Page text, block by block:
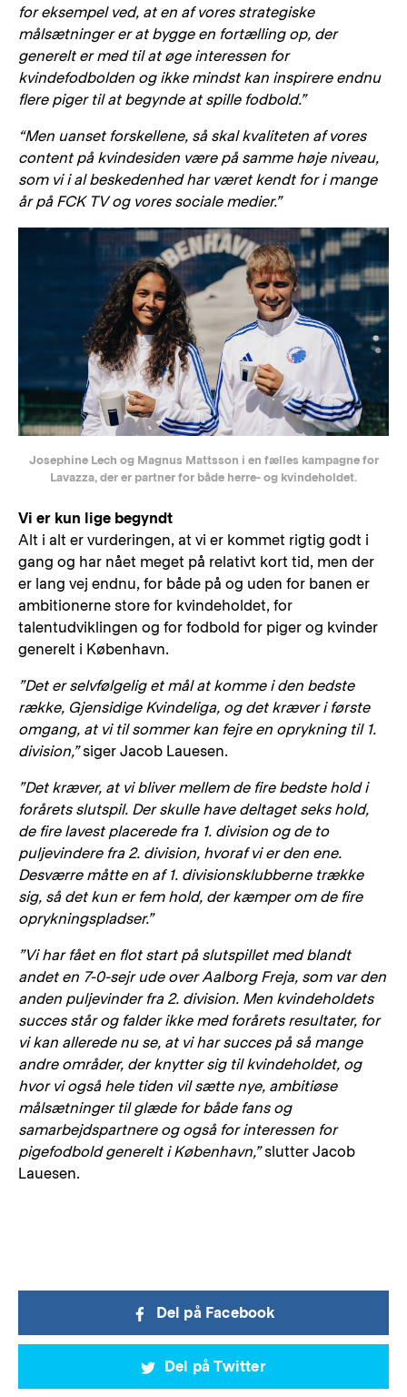
for eksempel ved, at en af vores strategiske
målsætninger er at bygge en fortælling op, der
generelt er med til at øge interessen for
kvindefodbolden og ikke mindst kan inspirere endnu
flere piger til at begynde at spille fodbold.”
“Men uanset forskellene, så skal kvaliteten af vores
content på kvindesiden være på samme høje niveau,
som vi i al beskedenhed har været kendt for i mange
år på FCK TV og vores sociale medier.”
Josephine Lech og Magnus Mattsson i en fælles kampagne for
Lavazza, der er partner for både herre- og kvindeholdet.
Vi er kun lige begyndt
Alt i alt er vurderingen, at vi er kommet rigtig godt i
gang og har nået meget på relativt kort tid, men der
er lang vej endnu, for både på og uden for banen er
ambitionerne store for kvindeholdet, for
talentudviklingen og for fodbold for piger og kvinder
generelt i København.
”Det er selvfølgelig et mål at komme i den bedste
række, Gjensidige Kvindeliga, og det kræver i første
omgang, at vi til sommer kan fejre en oprykning til 1.
division,”siger Jacob Lauesen.
”Det kræver, at vi bliver mellem de fire bedste hold i
forårets slutspil. Der skulle have deltaget seks hold,
de fire lavest placerede fra 1. division og de to
puljevindere fra 2. division, hvoraf vi er den ene.
Desværre måtte en af 1. divisionsklubberne trække
sig, så det kun er fem hold, der kæmper om de fire
oprykningspladser.”
”Vi har fået en flot start på slutspillet med blandt
andet en 7-0-sejr ude over Aalborg Freja, som var den
anden puljevinder fra 2. division. Men kvindeholdets
succes står og falder ikke med forårets resultater, for
vi kan allerede nu se, at vi har succes på så mange
andre områder, der knytter sig til kvindeholdet, og
hvor vi også hele tiden vil sætte nye, ambitiøse
målsætninger til glæde for både fans og
samarbejdspartnere og også for interessen for
pigefodbold generelt i København,”slutter Jacob
Lauesen.
Del på Facebook
Del på Twitter